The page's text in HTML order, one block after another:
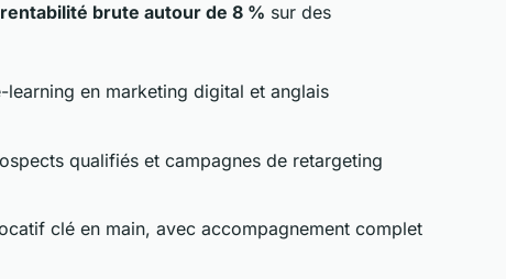
rentabilité brute autour de 8 % sur des
learning en marketing digital et anglais
qualifiés et campagnes de retargeting
clé en main, avec accompagnement complet